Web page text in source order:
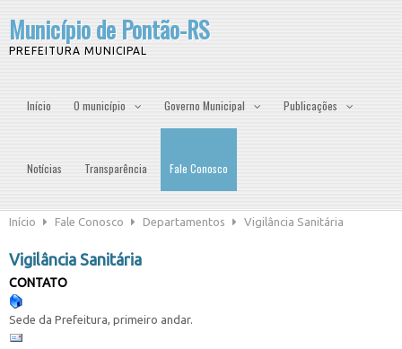
Município de Pontão-RS
PREFEITURA MUNICIPAL
Início O município Governo Municipal Publicações
Notícias Transparência Fale Conosco
Início Fale Conosco Departamentos Vigilância Sanitária
Vigilância Sanitária
CONTATO
Sede da Prefeitura, primeiro andar.